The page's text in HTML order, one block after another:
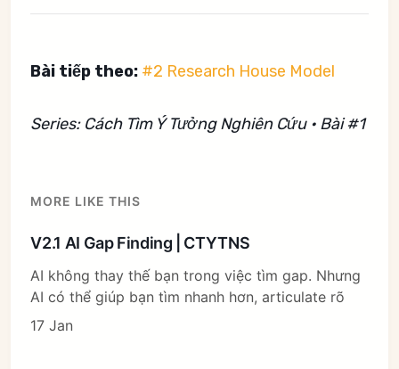
Bài tiếp theo: #2 Research House Model
Series: Cách Tìm Ý Tưởng Nghiên Cứu • Bài #1
MORE LIKE THIS
V2.1 AI Gap Finding | CTYTNS
AI không thay thế bạn trong việc tìm gap. Nhưng
AI có thể giúp bạn tìm nhanh hơn, articulate rõ
17 Jan